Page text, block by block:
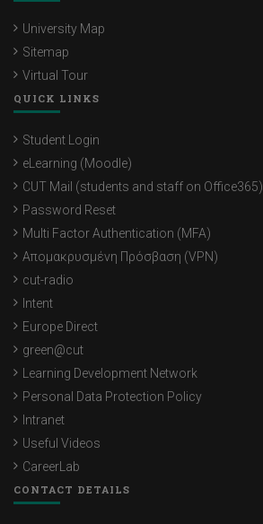
University Map
Sitemap
Virtual Tour
QUICK LINKS
Student Login
eLearning (Moodle)
CUT Mail (students and staff on Office365)
Password Reset
Multi Factor Authentication (MFA)
Απομακρυσμένη Πρόσβαση (VPN)
cut-radio
Intent
Europe Direct
green@cut
Learning Development Network
Personal Data Protection Policy
Intranet
Useful Videos
CareerLab
CONTACT DETAILS